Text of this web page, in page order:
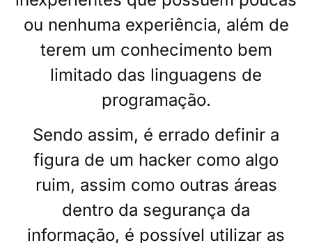
ou nenhuma experiência, além de
terem um conhecimento bem
limitado das linguagens de
programação.
Sendo assim, é errado definir a
figura de um hacker como algo
ruim, assim como outras áreas
dentro da segurança da
informação, é possível utilizar as